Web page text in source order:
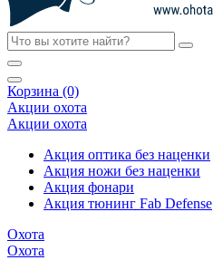
Корзина (0)
Акции охота
Акции охота
Акция оптика без наценки
Акция ножи без наценки
Акция фонари
Акция тюнинг Fab Defense
Охота
Охота